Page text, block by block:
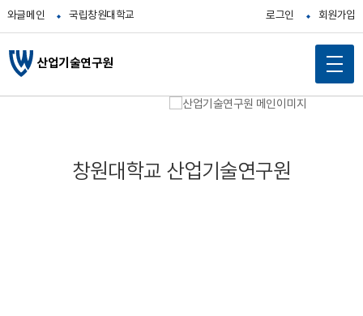
와글메인 국립창원대학교 로그인 회원가입
산업기술연구원
창원대학교 산업기술연구원